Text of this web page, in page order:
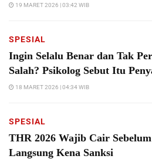
19 MARET 2026 | 03:42 WIB
SPESIAL
Ingin Selalu Benar dan Tak
Salah? Psikolog Sebut Itu
18 MARET 2026 | 04:34 WIB
SPESIAL
THR 2026 Wajib Cair
Langsung Kena Sanksi